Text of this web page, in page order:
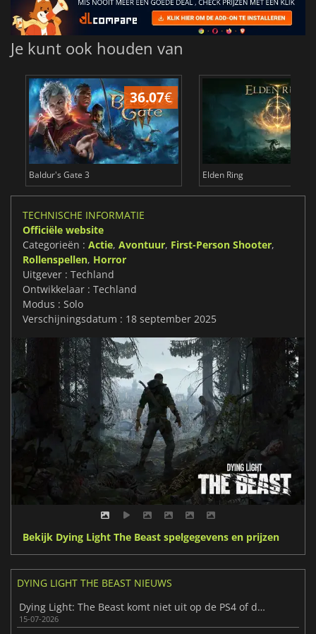
Je kunt ook houden van
36.07€
Baldur's Gate 3 Elden Ring
TECHNISCHE INFORMATIE
Officiële website
Categorieën : Actie, Avontuur, First-Person Shooter,
Rollenspellen, Horror
Uitgever : Techland
Ontwikkelaar : Techland
Modus : Solo
Verschijningsdatum : 18 september 2025
Bekijk Dying Light The Beast spelgegevens en prijzen
DYING LIGHT THE BEAST NIEUWS
Dying Light: The Beast komt niet uit op de PS4 of de Xbox One
15-07-2026